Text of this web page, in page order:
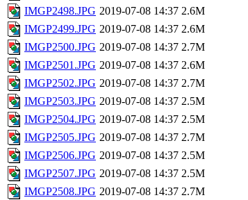
IMGP2498.JPG 2019-07-08 14:37 2.6M
IMGP2499.JPG 2019-07-08 14:37 2.6M
IMGP2500.JPG 2019-07-08 14:37 2.7M
IMGP2501.JPG 2019-07-08 14:37 2.6M
IMGP2502.JPG 2019-07-08 14:37 2.7M
IMGP2503.JPG 2019-07-08 14:37 2.5M
IMGP2504.JPG 2019-07-08 14:37 2.5M
IMGP2505.JPG 2019-07-08 14:37 2.7M
IMGP2506.JPG 2019-07-08 14:37 2.5M
IMGP2507.JPG 2019-07-08 14:37 2.5M
IMGP2508.JPG 2019-07-08 14:37 2.7M